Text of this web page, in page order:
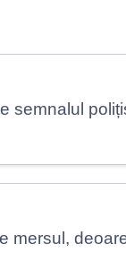
semnalul
mersul,